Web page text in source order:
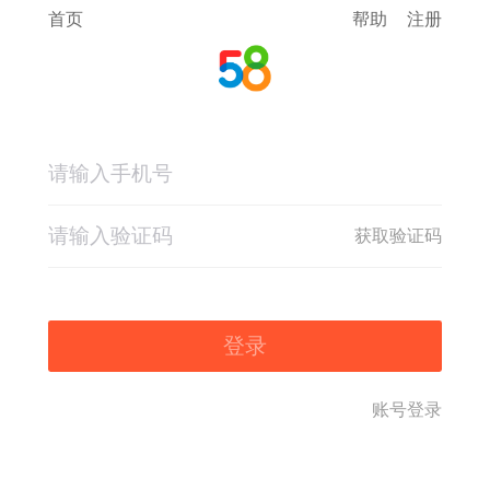
首页 帮助 注册
获取验证码
登录
账号登录